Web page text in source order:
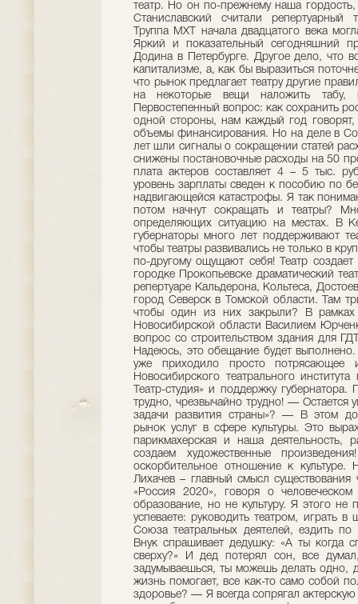
театр. Но он по-прежнему наша
Станиславский считали репертуарный
Труппа МХТ начала двадцатого века
Яркий и показательный сегодняшний
Додина в Петербурге. Другое дело, что
капитализме, а, как бы выразиться
что рынок предлагает театру другие
на некоторые вещи наложить
Первостепенный вопрос: как сохранить
одной стороны, нам каждый год говорят,
объемы финансирования. Но на деле в
лет шли сигналы о сокращении статей
снижены постановочные расходы на 50
плата актеров составляет 4 – 5 тыс.
уровень зарплаты сведен к пособию по
надвигающейся катастрофы. Я так
потом начнут сокращать и театры?
определяющих ситуацию на местах. В
губернаторы много лет поддерживают
чтобы театры развивались не только в
по-другому ощущают себя! Театр
городке Прокопьевске драматический
репертуаре Кальдерона, Кольтеса,
город Северск в Томской области. Там
чтобы один из них закрыли? В рамках
Новосибирской области Василием
вопрос со строительством здания для
Надеюсь, это обещание будет
уже приходило просто потрясающее
Новосибирского театрального
Театр-студия» и поддержку
трудно, чрезвычайно трудно! — Остается
задачи развития страны»? — В этом
рынок услуг в сфере культуры. Это
парикмахерская и наша
создаем художественные
оскорбительное отношение к культуре.
Лихачев – главный смысл существования
«Россия 2020», говоря о человеческом
образование, но не культуру. Я этого
успеваете: руководить театром, играть в
Союза театральных деятелей, ездить
Внук спрашивает дедушку: «А ты когда
сверху?» И дед потерял сон, все
задумываешься, ты можешь делать одно,
жизнь помогает, все как-то само собой
здоровье? — Я всегда сопрягал